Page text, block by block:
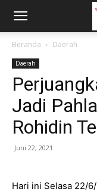
Beranda Daerah
Daerah
Jadi
Rohidin
Juni 22, 2021
Hari ini Selasa 22/